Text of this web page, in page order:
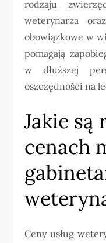
rodzaju
weterynarza
obowiązkowe w
pomagają
w dłuższej
oszczędności na
Jakie są
cenach
Ceny usług